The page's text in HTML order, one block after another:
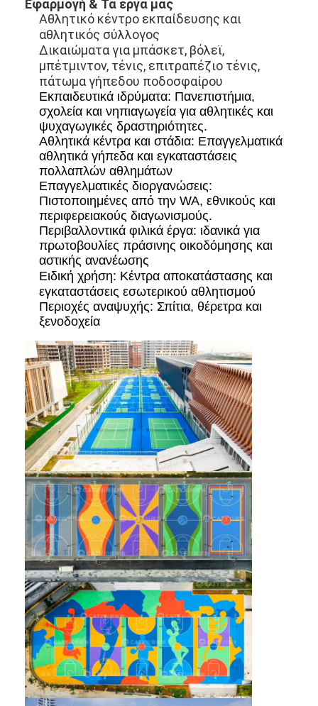
Περίπου εμείς
Γύρος εργοστασίων
Ποιοτικός έλεγχος
Μας ελάτε σε επαφή με
Ειδήσεις
συνομιλία τώρα
Υπόγεια από καουτσούκ αθλητικού τύπου
Γόμα για παιδική χαρά
Υπόγεια από καουτσούκ
Λαστιχένιοι κόκκοι EPDM
Εμπορικά καουτσούκ
Εναρμονισμένοι πλακόστρωτοι από καουτσούκ
τεχνητή χλόη γεμάτη
Λαστιχένιοι κόκκοι SBR
Συνδέτες PU
τεχνητή χλόη τύρφης
Εγκατάσταση πίστας
Εφαρμογή & Τα έργα μας
Αθλητικό κέντρο εκπαίδευσης και
αθλητικός σύλλογος
Δικαιώματα για μπάσκετ, βόλεϊ,
μπέτμιντον, τένις, επιτραπέζιο τένις,
πάτωμα γήπεδου ποδοσφαίρου
Εκπαιδευτικά ιδρύματα: Πανεπιστήμια,
σχολεία και νηπιαγωγεία για αθλητικές και
ψυχαγωγικές δραστηριότητες.
Αθλητικά κέντρα και στάδια: Επαγγελματικά
αθλητικά γήπεδα και εγκαταστάσεις
πολλαπλών αθλημάτων
Επαγγελματικές διοργανώσεις:
Πιστοποιημένες από την WA, εθνικούς και
περιφερειακούς διαγωνισμούς.
Περιβαλλοντικά φιλικά έργα: ιδανικά για
πρωτοβουλίες πράσινης οικοδόμησης και
αστικής ανανέωσης
Ειδική χρήση: Κέντρα αποκατάστασης και
εγκαταστάσεις εσωτερικού αθλητισμού
Περιοχές αναψυχής: Σπίτια, θέρετρα και
ξενοδοχεία